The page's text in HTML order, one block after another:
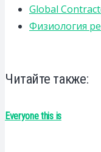
Global
Физиология
Читайте также:
Everyone this is